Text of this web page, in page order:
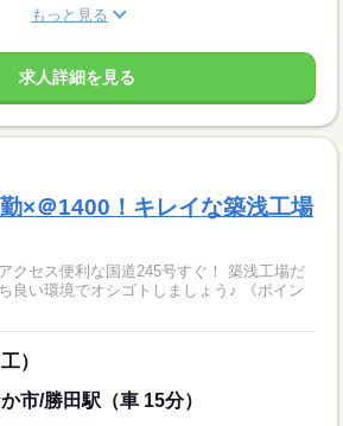
もっと見る
求人詳細を見る
×＠1400！キレイな築浅工場
環境でオシゴトしましょう♪ 《ポイン
）
市/勝田駅（車 15分）